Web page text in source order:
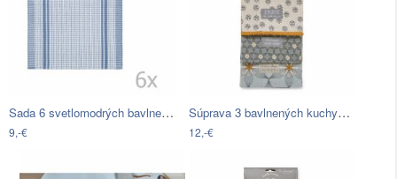
Sada 6 svetlomodrých bavlnených utierok…
9,-€
Súprava 3 bavlnených kuchynských…
12,-€